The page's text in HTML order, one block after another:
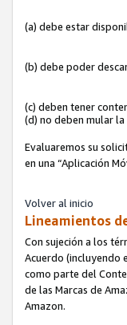
(a) debe estar
(b) debe poder
(c) deben tener
(d) no deben mular
Evaluaremos su
en una “Aplicación
Volver al inicio
Lineamientos
Con sujeción a los
Acuerdo (incluyendo
como parte del
de las Marcas de
Amazon.